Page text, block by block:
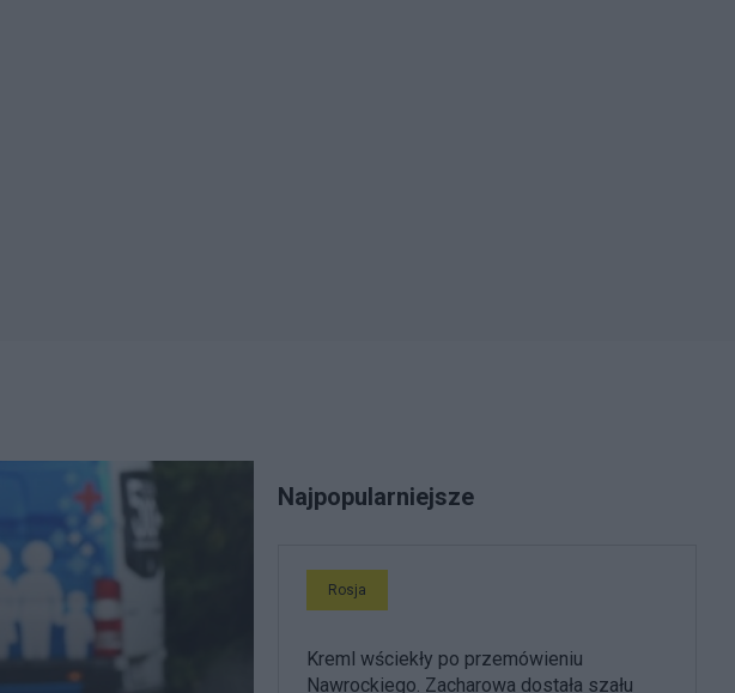
Najpopularniejsze
Rosja
Kreml wściekły po przemówieniu
Nawrockiego. Zacharowa dostała szału